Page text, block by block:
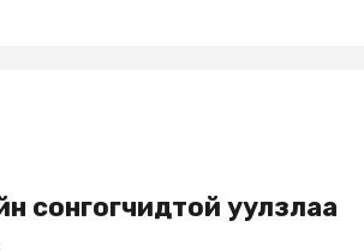
сонгогчидтой уулзлаа